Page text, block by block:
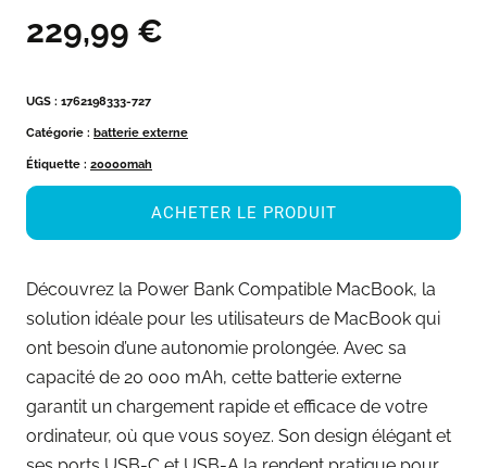
229,99 €
UGS : 1762198333-727
Catégorie : batterie externe
Étiquette : 20000mah
ACHETER LE PRODUIT
Découvrez la Power Bank Compatible MacBook, la
solution idéale pour les utilisateurs de MacBook qui
ont besoin d’une autonomie prolongée. Avec sa
capacité de 20 000 mAh, cette batterie externe
garantit un chargement rapide et efficace de votre
ordinateur, où que vous soyez. Son design élégant et